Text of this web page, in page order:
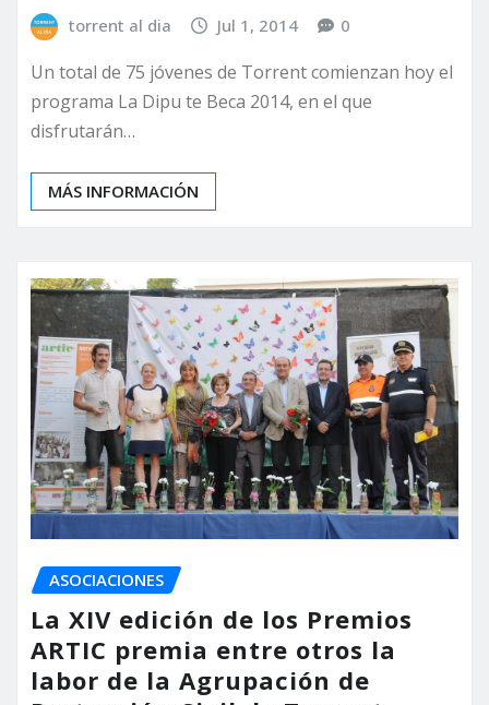
torrent al dia Jul 1, 2014 0
Un total de 75 jóvenes de Torrent comienzan hoy el
programa La Dipu te Beca 2014, en el que
disfrutarán…
MÁS INFORMACIÓN
ASOCIACIONES
La XIV edición de los Premios
ARTIC premia entre otros la
labor de la Agrupación de